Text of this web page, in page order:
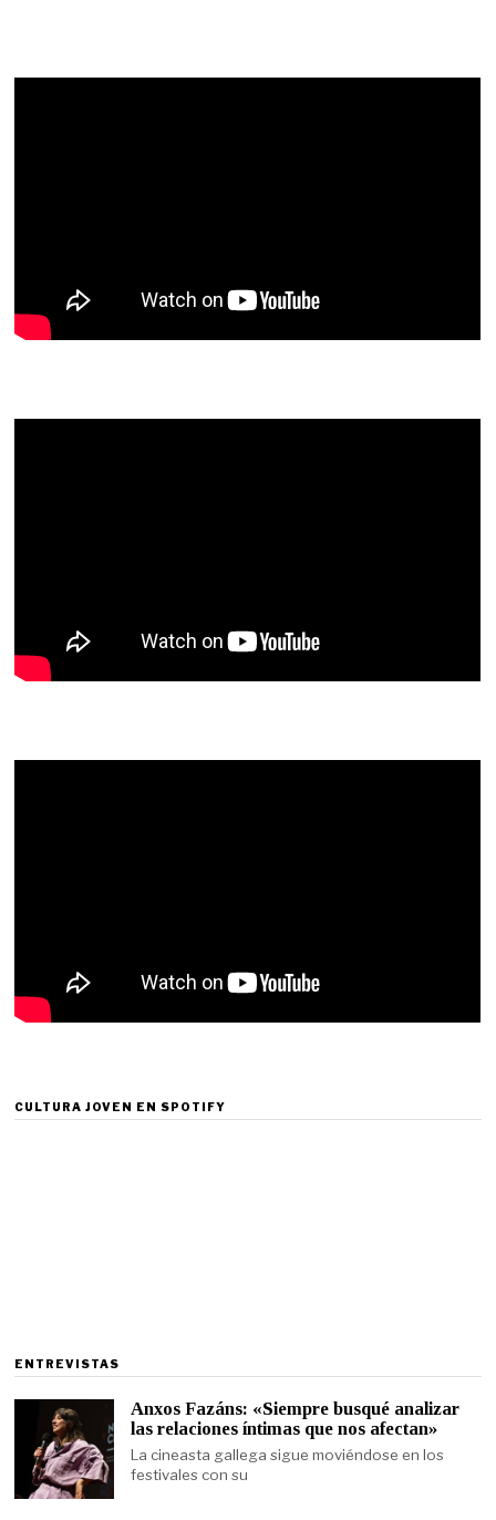
CULTURA JOVEN EN SPOTIFY
ENTREVISTAS
Anxos Fazáns: «Siempre busqué analizar
las relaciones íntimas que nos afectan»
La cineasta gallega sigue moviéndose en los
festivales con su